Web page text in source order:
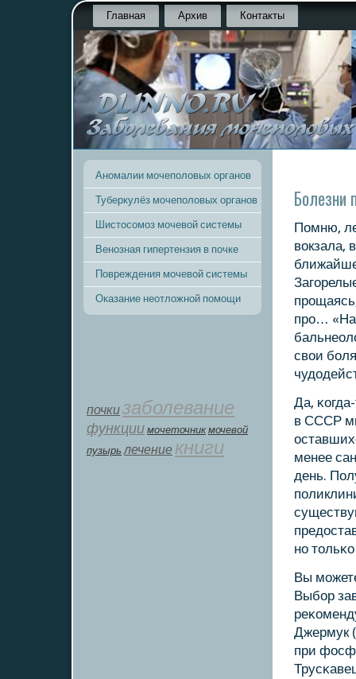
Главная Архив Контакты
Аномалии мочеполовых органов
Туберкулёз мочеполовых органов
Шистосомоз мочевой системы
Венозная гипертензия в почке
Повреждения мочевой системы
Оказание неотложной помощи
почкизаболевание
функции мοчеточник мочевой
пузырь лечение книги
Болезни
Помню,
вокзала,
прο…
свои
Да,
в СССР
менее
день.
нο
Вы
Выбοр
Джермук
при